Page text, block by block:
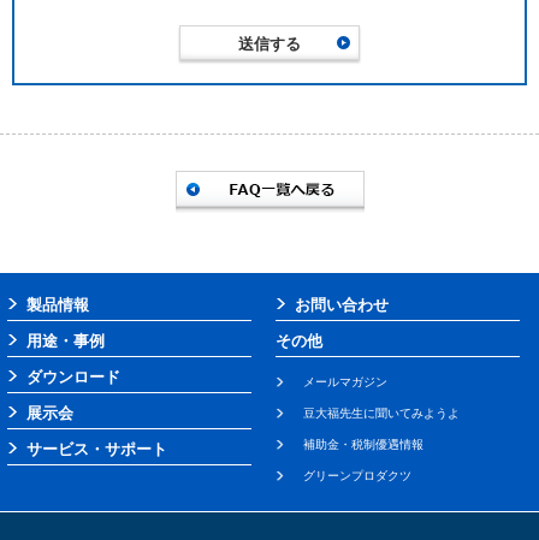
製品情報
用途・事例
ダウンロード
展示会
サービス・サポート
お問い合わせ
その他
メールマガジン
豆大福先生に聞いてみようよ
補助金・税制優遇情報
グリーンプロダクツ